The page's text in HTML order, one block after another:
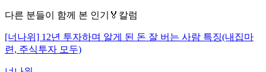
다른 분들이 함께 본 인기🏅칼럼
[너나위] 12년 투자하며 알게 된 돈 잘 버는 사람 특징(내집마
련, 주식투자 모두)